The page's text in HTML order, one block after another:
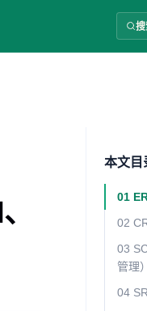
本文目
01
02
03
管理）
04